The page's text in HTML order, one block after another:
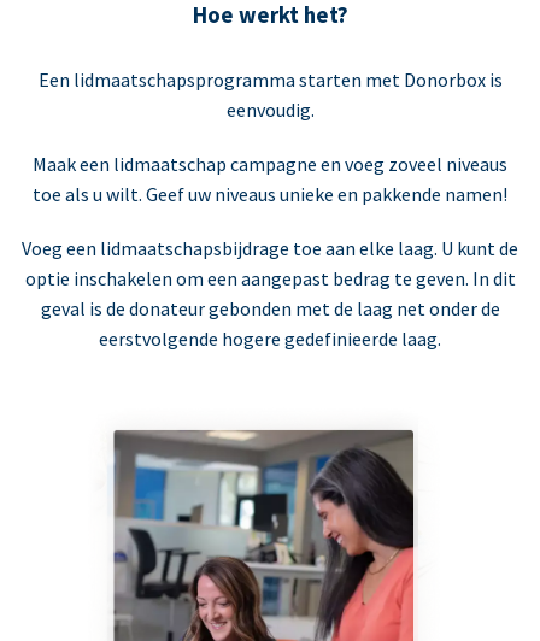
Hoe werkt het?
Een lidmaatschapsprogramma starten met Donorbox is
eenvoudig.
Maak een lidmaatschap campagne en voeg zoveel niveaus
toe als u wilt. Geef uw niveaus unieke en pakkende namen!
Voeg een lidmaatschapsbijdrage toe aan elke laag. U kunt de
optie inschakelen om een aangepast bedrag te geven. In dit
geval is de donateur gebonden met de laag net onder de
eerstvolgende hogere gedefinieerde laag.